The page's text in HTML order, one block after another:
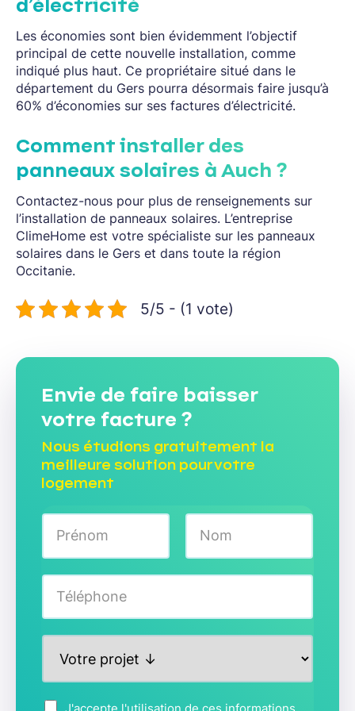
d’électricité
Les économies sont bien évidemment l’objectif
principal de cette nouvelle installation, comme
indiqué plus haut. Ce propriétaire situé dans le
département du Gers pourra désormais faire jusqu’à
60% d’économies sur ses factures d’électricité.
Comment installer des
panneaux solaires à Auch ?
Contactez-nous pour plus de renseignements sur
l’installation de panneaux solaires. L’entreprise
ClimeHome est votre spécialiste sur les panneaux
solaires dans le Gers et dans toute la région
Occitanie.
5/5 - (1 vote)
Envie de faire baisser
votre facture ?
Nous étudions gratuitement la
meilleure solution pour votre
logement
N
m
*
T
l
é
o
n
o
A